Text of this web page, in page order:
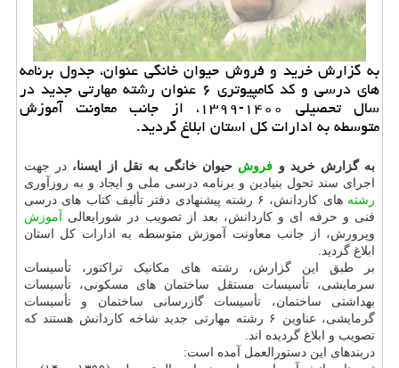
به گزارش خرید و فروش حیوان خانگی عنوان، جدول برنامه
های درسی و كد كامپیوتری ۶ عنوان رشته مهارتی جدید در
سال تحصیلی ۱۴۰۰-۱۳۹۹، از جانب معاونت آموزش
متوسطه به ادارات كل استان ابلاغ گردید.
به گزارش خرید و فروش حیوان خانگی به نقل از ایسنا، در جهت
اجرای سند تحول بنیادین و برنامه درسی ملی و ایجاد و به روزآوری
رشته
های کاردانش، ۶ رشته پیشنهادی دفتر تألیف کتاب های درسی
فنی و حرفه ای و کاردانش، بعد از تصویب در شورایعالی آموزش
وپرورش، از جانب معاونت آموزش متوسطه به ادارات کل استان
ابلاغ گردید.
بر طبق این گزارش، رشته های مکانیک تراکتور، تأسیسات
سرمایشی، تأسیسات مستقل ساختمان های مسکونی، تأسیسات
بهداشتی ساختمان، تأسیسات گازرسانی ساختمان و تأسیسات
گرمایشی، عناوین ۶ رشته مهارتی جدید شاخه کاردانش هستند که
تصویب و ابلاغ گردیده اند.
دربندهای این دستورالعمل آمده است: